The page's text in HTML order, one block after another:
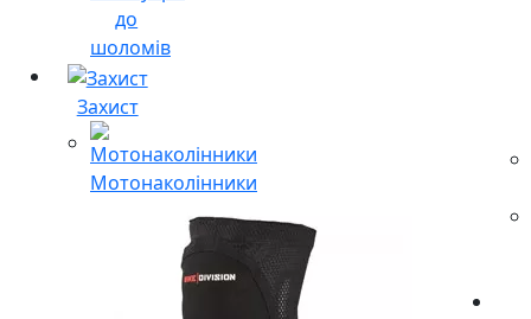
до
шоломів
Захист
Мотонаколінники